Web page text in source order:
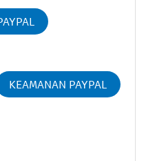
KEAMANAN PAYPAL